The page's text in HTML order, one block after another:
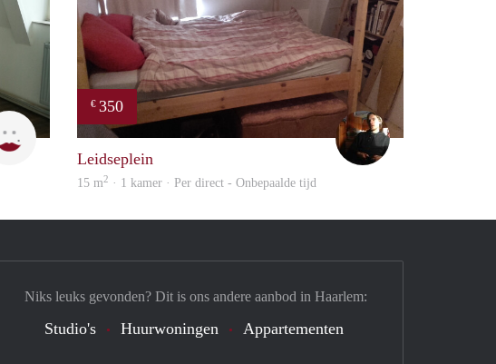
Yanlingpoon
€ 350
Leidseplein
15 m2 · 1 kamer · Per direct - Onbepaalde tijd
Niks leuks gevonden? Dit is ons andere aanbod in Haarlem:
Studio's Huurwoningen Appartementen